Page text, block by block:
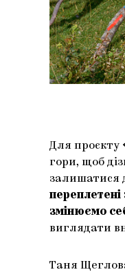
Для проєкту
гори, щоб
залишатися
змінюємо
виглядати
Таня